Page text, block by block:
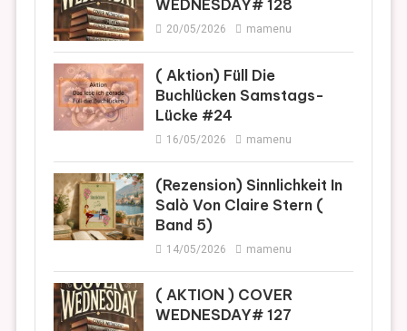
WEDNESDAY# 128
20/05/2026 mamenu
( Aktion) Füll Die
Buchlücken Samstags-
Lücke #24
16/05/2026 mamenu
(Rezension) Sinnlichkeit In
Salò Von Claire Stern (
Band 5)
14/05/2026 mamenu
( AKTION ) COVER
WEDNESDAY# 127